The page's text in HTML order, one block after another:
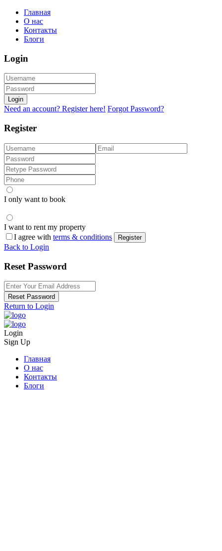
Главная
О нас
Контакты
Блоги
Login
Login
Need an account? Register here! Forgot Password?
Register
I only want to book
I want to rent my property
I agree with terms & conditions Register
Back to Login
Reset Password
Reset Password
Return to Login
Login
Sign Up
Главная
О нас
Контакты
Блоги